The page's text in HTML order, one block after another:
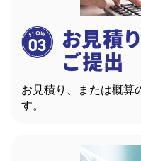
お見積り、または概算
す。